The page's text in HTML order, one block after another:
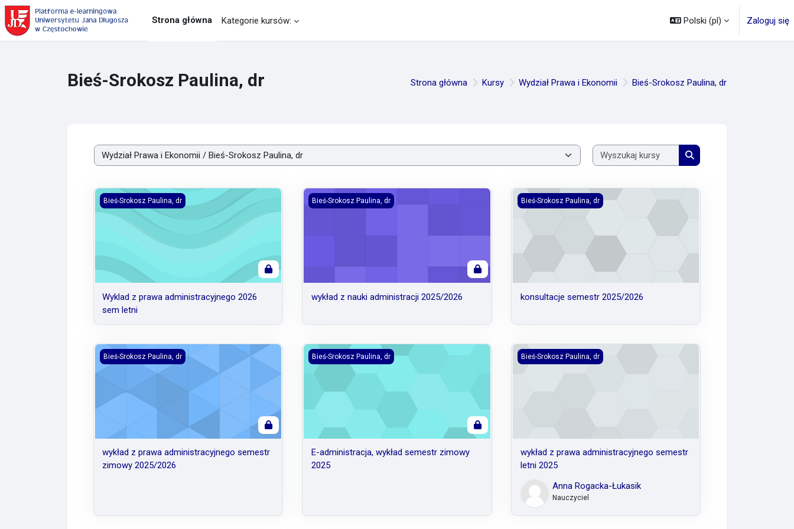
Przejdź do głównej zawartości
Strona główna
Kategorie kursów: Polski ‎(pl)‎ Zaloguj się
Bieś-Srokosz Paulina, dr Strona główna Kursy Wydział Prawa i Ekonomii Bieś-Srokosz Paulina, dr
Kategorie kursów
Wyszukaj kursy
Wyszukaj kursy
Wyklad z prawa administracyjnego 2026 sem letni
Bieś-Srokosz Paulina, dr
Wyklad z prawa administracyjnego 2026
sem letni
wykład z nauki administracji 2025/2026
Bieś-Srokosz Paulina, dr
wykład z nauki administracji 2025/2026
konsultacje semestr 2025/2026
Bieś-Srokosz Paulina, dr
konsultacje semestr 2025/2026
wykład z prawa administracyjnego semestr zimowy 2025/2026
Bieś-Srokosz Paulina, dr
wykład z prawa administracyjnego semestr
zimowy 2025/2026
E-administracja, wykład semestr zimowy 2025
Bieś-Srokosz Paulina, dr
E-administracja, wykład semestr zimowy
2025
wykład z prawa administracyjnego semestr letni 2025
Bieś-Srokosz Paulina, dr
wykład z prawa administracyjnego semestr
letni 2025
Anna Rogacka-Łukasik
Nauczyciel